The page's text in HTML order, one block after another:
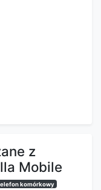
z
Mobile
komórkowy